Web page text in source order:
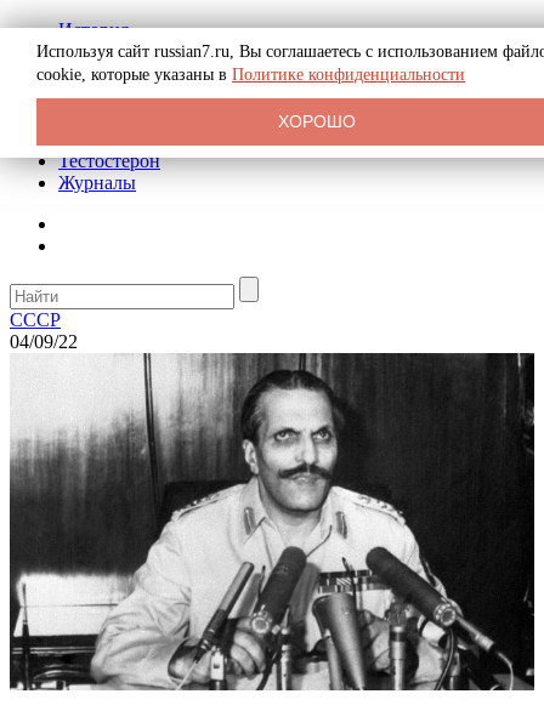
История
Биография
Криминал
Реклама на сайте
Тестостерон
Журналы
СССР
04/09/22
Используя сайт russian7.ru, Вы соглашаетесь с использованием
cookie, которые указаны в Политике конфиденциальности
ХОРОШО